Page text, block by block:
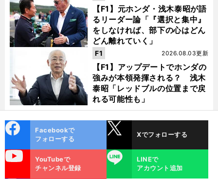
【F1】元ホンダ・浅木泰昭が語
るリーダー論「『選択と集中』
をしなければ、部下の心はどん
どん離れていく」
【F1】アップデートでホンダの
強みが本領発揮される？ 浅木
泰昭「レッドブルの位置まで戻
れる可能性も」
2026.08.03更新
F1
ok
Facebookで
フォローする
Xでフォローする
YouTubeで
チャンネル登録
LINE
LINEで
アカウント追加